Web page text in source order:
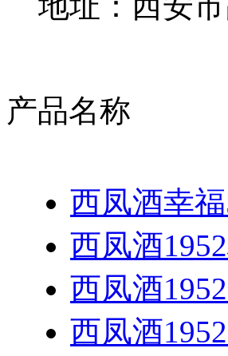
产品名称
西凤酒幸
西凤酒
西凤酒
西凤酒